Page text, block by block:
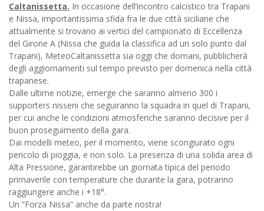
Caltanissetta. In occasione dell’incontro calcistico tra Trapani
e Nissa, importantissima sfida fra le due città siciliane che
attualmente si trovano ai vertici del campionato di Eccellenza
del Girone A (Nissa che guida la classifica ad un solo punto dal
Trapani), MeteoCaltanissetta sia oggi che domani, pubblicherà
degli aggiornamenti sul tempo previsto per domenica nella città
trapanese.
Dalle ultime notizie, emerge che saranno almeno 300 i
supporters nisseni che seguiranno la squadra in quel di Trapani,
per cui anche le condizioni atmosferiche saranno decisive per il
buon proseguimento della gara.
Dai modelli meteo, per il momento, viene scongiurato ogni
pericolo di pioggia, e non solo. La presenza di una solida area di
Alta Pressione, garantirebbe un giornata tipica del periodo
primaverile con temperature che durante la gara, potranno
raggiungere anche i +18°.
Un “Forza Nissa” anche da parte nostra!